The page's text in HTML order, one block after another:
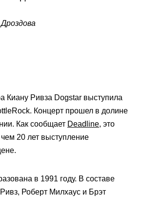
Киану Ривза Dogstar выступила
Концерт прошел в долине
Как сообщает Deadline, это
20 лет выступление
в 1991 году. В составе
Роберт Милхаус и Брэт